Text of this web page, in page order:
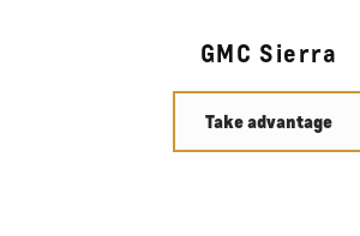
GMC Sierra
Take advantage